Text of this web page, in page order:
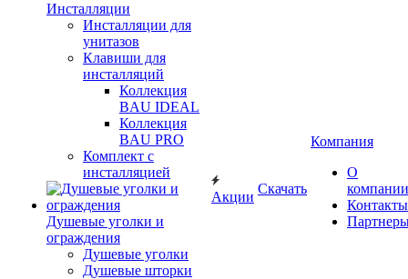
Инсталляции
Инсталляции для
унитазов
Клавиши для
инсталляций
Коллекция
BAU IDEAL
Коллекция
BAU PRO
Комплект с
инсталляцией
Душевые уголки и
ограждения
Душевые уголки
Душевые шторки
Акции
Скачать
Компания
О
компании
Контакты